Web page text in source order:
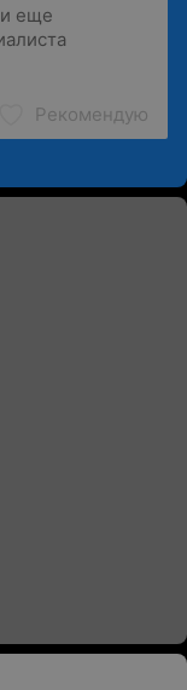
Рекомендую